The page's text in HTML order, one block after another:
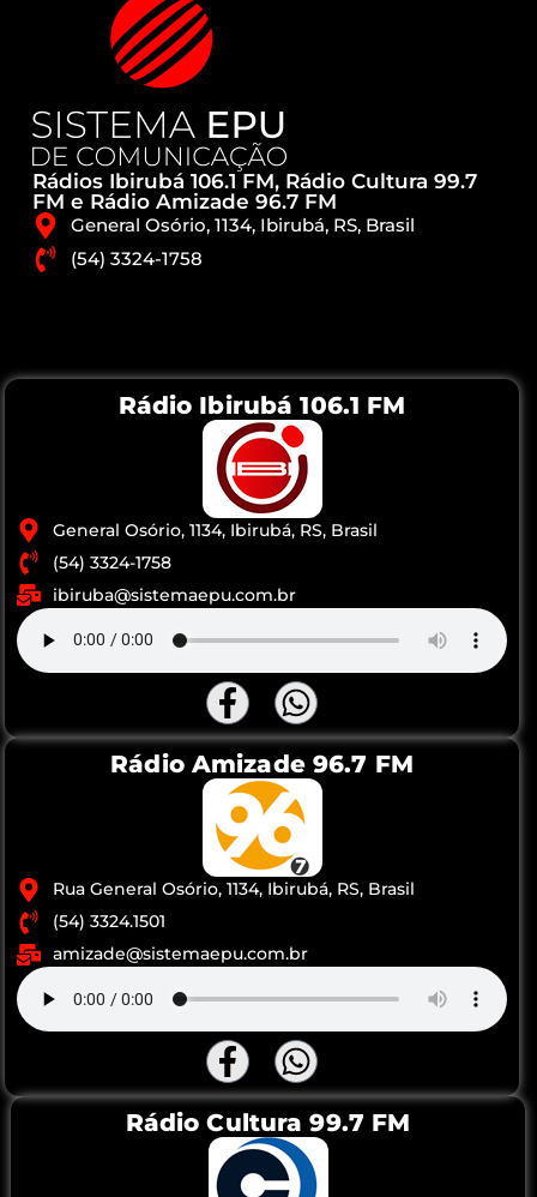
Rádios Ibirubá 106.1 FM, Rádio Cultura 99.7
FM e Rádio Amizade 96.7 FM
General Osório, 1134, Ibirubá, RS, Brasil
(54) 3324-1758
Rádio Ibirubá 106.1 FM
General Osório, 1134, Ibirubá, RS, Brasil
(54) 3324-1758
ibiruba@sistemaepu.com.br
Rádio Amizade 96.7 FM
Rua General Osório, 1134, Ibirubá, RS, Brasil
(54) 3324.1501
amizade@sistemaepu.com.br
Rádio Cultura 99.7 FM